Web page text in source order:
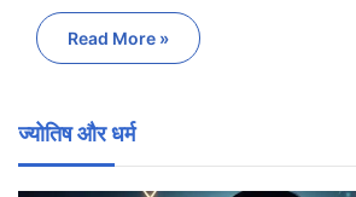
Read More »
ज्योतिष और धर्म